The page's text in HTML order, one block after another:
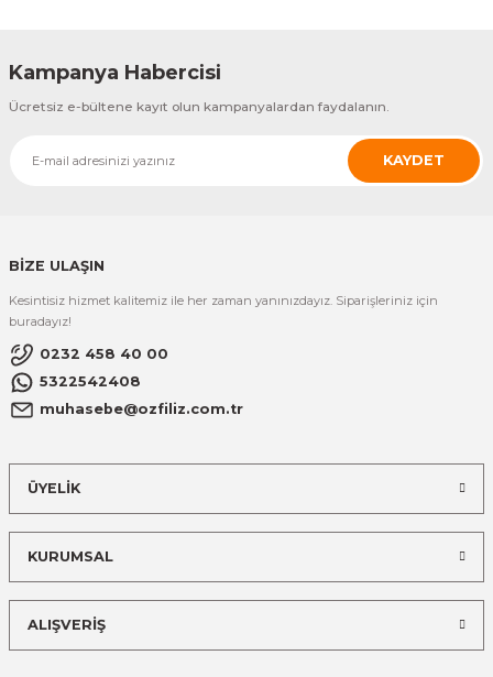
Kampanya Habercisi
Ücretsiz e-bültene kayıt olun kampanyalardan faydalanın.
KAYDET
BİZE ULAŞIN
Kesintisiz hizmet kalitemiz ile her zaman yanınızdayız. Siparişleriniz için
buradayız!
0232 458 40 00
5322542408
muhasebe@ozfiliz.com.tr
ÜYELİK
KURUMSAL
ALIŞVERİŞ